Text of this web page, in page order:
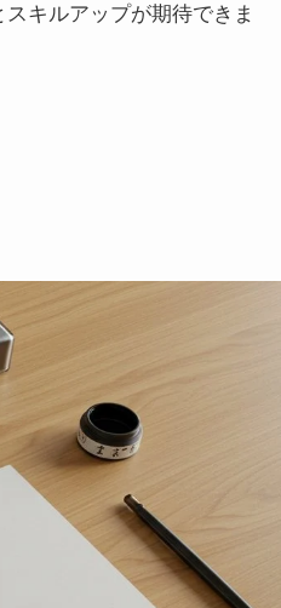
キルアップが期待できま